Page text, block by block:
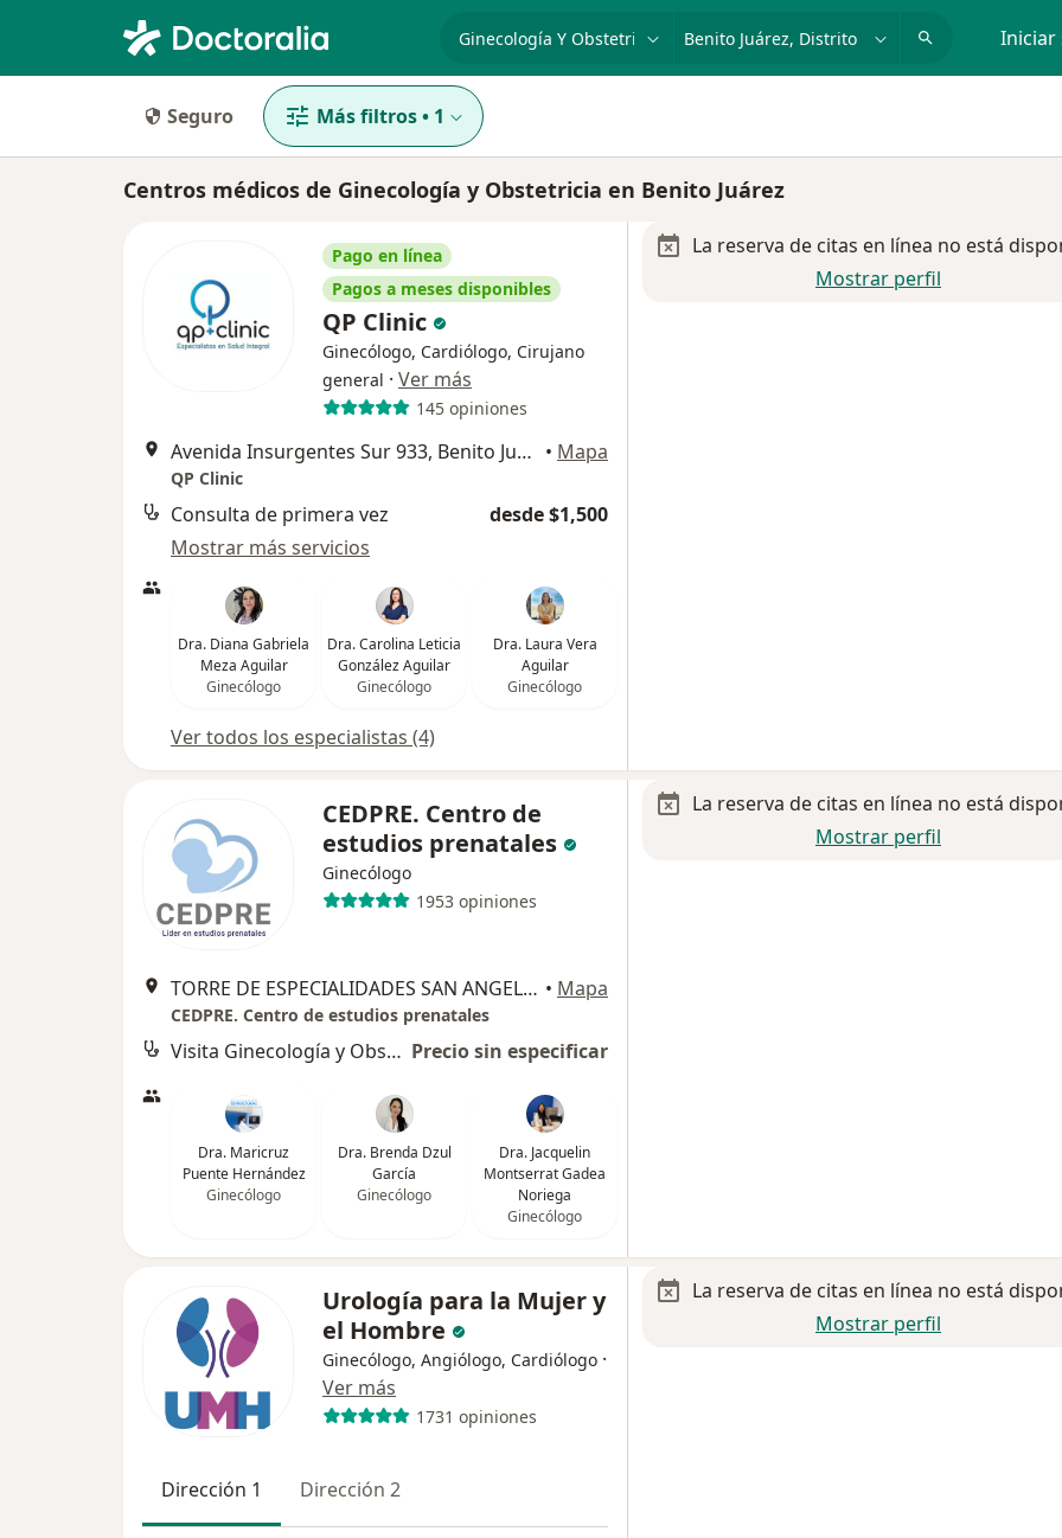
especialidad, enfermedad o nombre
p. ej. Guadalajara Iniciar
Seguro Más filtros• 1
Centros médicos de Ginecología y Obstetricia en Benito Juárez
Pago en línea
Pagos a meses disponibles
QP Clinic
Ginecólogo, Cardiólogo, Cirujano
general · Ver más
145 opiniones
Avenida Insurgentes Sur 933, Benito Juárez • Mapa
QP Clinic
Consulta de primera vez
desde $1,500
Mostrar más servicios
Dra. Diana Gabriela
Meza Aguilar
Ginecólogo
Dra. Carolina Leticia
González Aguilar
Ginecólogo
Dra. Laura Vera
Aguilar
Ginecólogo
Ver todos los especialistas (4)
La reserva de citas en línea no está
Mostrar perfil
CEDPRE. Centro de
estudios prenatales
Ginecólogo
1953 opiniones
TORRE DE ESPECIALIDADES SAN ANGEL INN ACORA DEL VALLE Av. Cuauhtémoc 1040 CONSULTORIO 1151-3, Benito Juárez • Mapa
CEDPRE. Centro de estudios prenatales
Visita Ginecología y Obstetricia Precio sin especificar
Dra. Maricruz
Puente Hernández
Ginecólogo
Dra. Brenda Dzul
García
Ginecólogo
Dra. Jacquelin
Montserrat Gadea
Noriega
Ginecólogo
La reserva de citas en línea no está
Mostrar perfil
Urología para la Mujer y
el Hombre
Ginecólogo, Angiólogo, Cardiólogo ·
Ver más
1731 opiniones
Dirección 1 Dirección 2
La reserva de citas en línea no está
Mostrar perfil